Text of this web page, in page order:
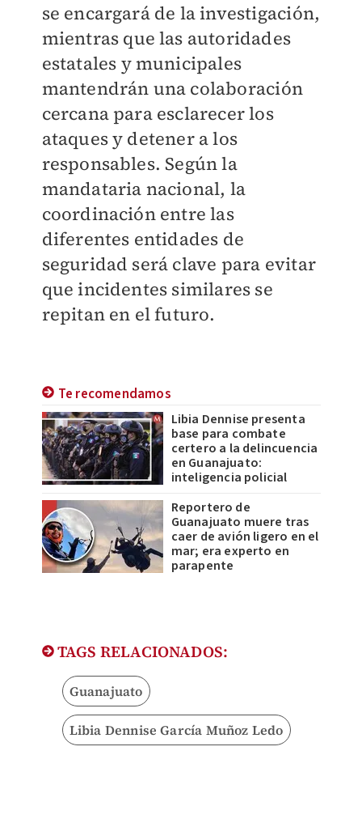
se encargará de la investigación,
mientras que las autoridades
estatales y municipales
mantendrán una colaboración
cercana para esclarecer los
ataques y detener a los
responsables. Según la
mandataria nacional, la
coordinación entre las
diferentes entidades de
seguridad será clave para evitar
que incidentes similares se
repitan en el futuro.
Te recomendamos
Libia Dennise presenta
base para combate
certero a la delincuencia
en Guanajuato:
inteligencia policial
Reportero de
Guanajuato muere tras
caer de avión ligero en el
mar; era experto en
parapente
TAGS RELACIONADOS:
Guanajuato
Libia Dennise García Muñoz Ledo